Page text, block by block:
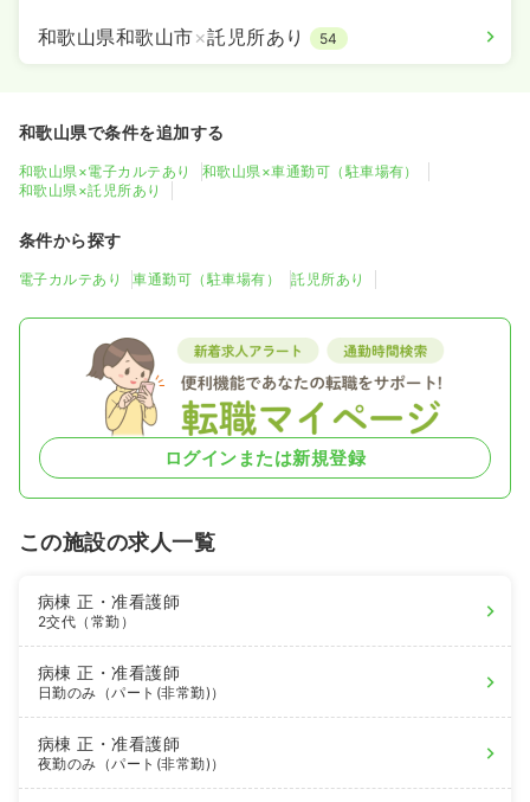
和歌山県和歌山市×託児所あり 54
和歌山県で条件を追加する
和歌山県×電子カルテあり
和歌山県×車通勤可（駐車場有）
和歌山県×託児所あり
条件から探す
電子カルテあり 車通勤可（駐車場有） 託児所あり
ログインまたは新規登録
この施設の求人一覧
病棟正・准看護師
2交代（常勤）
病棟正・准看護師
日勤のみ（パート(非常勤)）
病棟正・准看護師
夜勤のみ（パート(非常勤)）